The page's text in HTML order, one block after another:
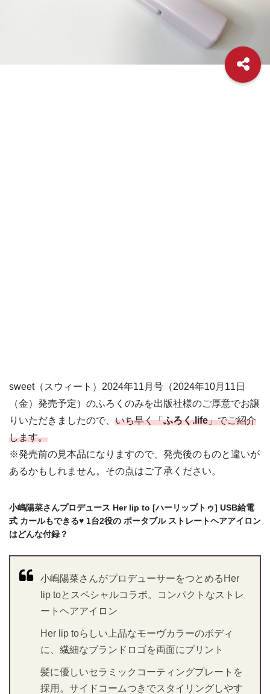
sweet（スウィート）2024年11月号（2024年10月11日
（金）発売予定）のふろくのみを出版社様のご厚意でお譲
りいただきましたので、 いち早く「ふろく.life」でご紹介
します。
※発売前の見本品になりますので、発売後のものと違いが
あるかもしれません。その点はご了承ください。
小嶋陽菜さんプロデュース Her lip to [ハーリップトゥ] USB給電
式 カールもできる♥ 1台2役の ポータブル ストレートヘアアイロン
はどんな付録？
小嶋陽菜さんがプロデューサーをつとめるHer
lip toとスペシャルコラボ。コンパクトなストレ
ートヘアアイロン
Her lip toらしい上品なモーヴカラーのボディ
に、繊細なブランドロゴを両面にプリント
髪に優しいセラミックコーティングプレートを
採用。サイドコームつきでスタイリングしやす